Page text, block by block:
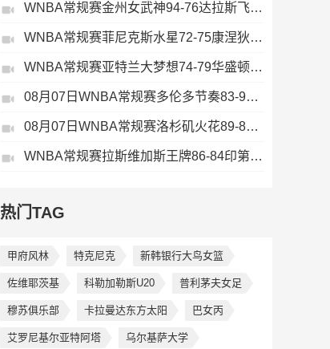
WNBA常规赛金州女武神94-76达拉斯飞翼全场集锦
WNBA常规赛菲尼克斯水星72-75康涅狄格太阳全场集锦
WNBA常规赛亚特兰大梦想74-79华盛顿神秘人全场集锦
08月07日WNBA常规赛多伦多节奏83-97波特兰火焰集锦
08月07日WNBA常规赛洛杉矶火花89-82明尼苏达山猫全场集锦
WNBA常规赛拉斯维加斯王牌86-84印第安纳狂热全场集锦
热门TAG
甲府风林 特克尼克 新韩银行大鸟女篮
佐维耶茨基 科勒加勒斯U20 普利茅夫女足
穆苏俱乐部 卡拉曼达东方太阳 巴女丙
艾罗尼基尔亚特阿塔 乌尔基萨大学